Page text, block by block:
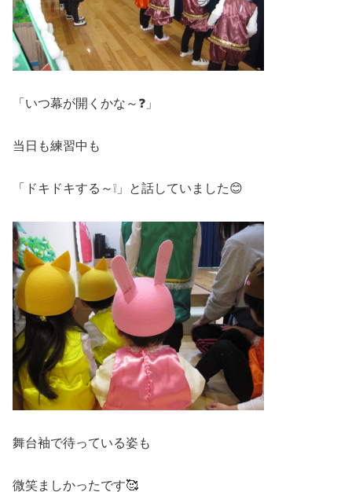
「いつ幕が開くかな～❓」
当日も練習中も
「ドキドキする～❕」と話していました😊
舞台袖で待っている姿も
微笑ましかったです🥰